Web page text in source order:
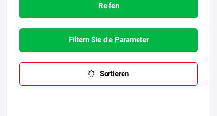
Reifen
Filtern Sie die Parameter
Sortieren